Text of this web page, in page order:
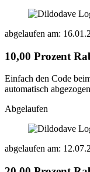
abgelaufen am:
10,00 Prozent
Einfach den Code
automatisch abgezogen
Abgelaufen
abgelaufen am: